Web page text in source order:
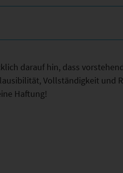
darauf hin, dass
Vollständigkeit und
Haftung!